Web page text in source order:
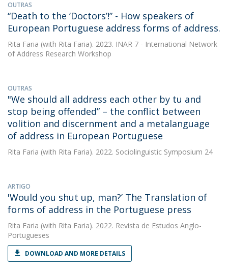
OUTRAS
“Death to the ‘Doctors’!” - How speakers of
European Portuguese address forms of address.
Rita Faria (with Rita Faria). 2023. INAR 7 - International Network
of Address Research Workshop
OUTRAS
"We should all address each other by tu and
stop being offended” – the conflict between
volition and discernment and a metalanguage
of address in European Portuguese
Rita Faria (with Rita Faria). 2022. Sociolinguistic Symposium 24
ARTIGO
'Would you shut up, man?’ The Translation of
forms of address in the Portuguese press
Rita Faria (with Rita Faria). 2022. Revista de Estudos Anglo-
Portugueses
DOWNLOAD AND MORE DETAILS